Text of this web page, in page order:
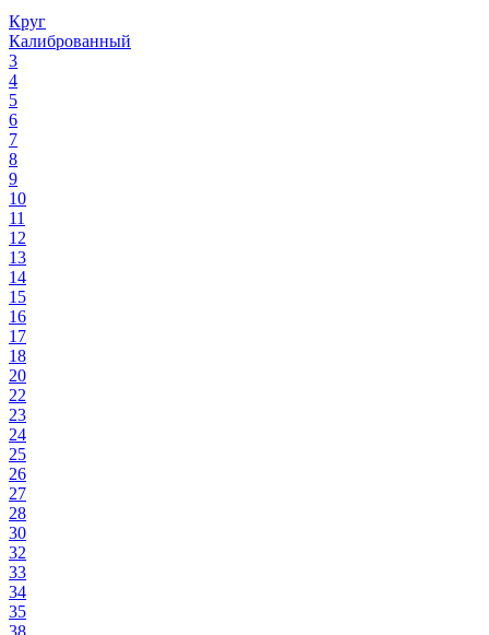
Круг
Калиброванный
3
4
5
6
7
8
9
10
11
12
13
14
15
16
17
18
20
22
23
24
25
26
27
28
30
32
33
34
35
38